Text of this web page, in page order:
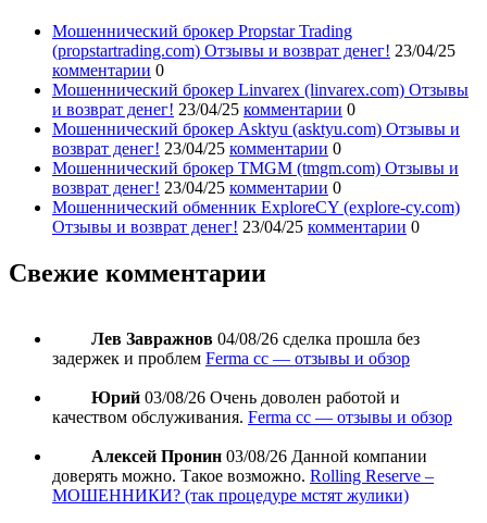
Мошеннический брокер Propstar Trading
(propstartrading.com) Отзывы и возврат денег! 23/04/25
комментарии 0
Мошеннический брокер Linvarex (linvarex.com) Отзывы
и возврат денег! 23/04/25 комментарии 0
Мошеннический брокер Asktyu (asktyu.com) Отзывы и
возврат денег! 23/04/25 комментарии 0
Мошеннический брокер TMGM (tmgm.com) Отзывы и
возврат денег! 23/04/25 комментарии 0
Мошеннический обменник ExploreCY (explore-cy.com)
Отзывы и возврат денег! 23/04/25 комментарии 0
Свежие комментарии
Лев Завражнов 04/08/26 сделка прошла без
задержек и проблем Ferma cc — отзывы и обзор
Юрий 03/08/26 Очень доволен работой и
качеством обслуживания. Ferma cc — отзывы и обзор
Алексей Пронин 03/08/26 Данной компании
доверять можно. Такое возможно. Rolling Reserve –
МОШЕННИКИ? (так процедуре мстят жулики)